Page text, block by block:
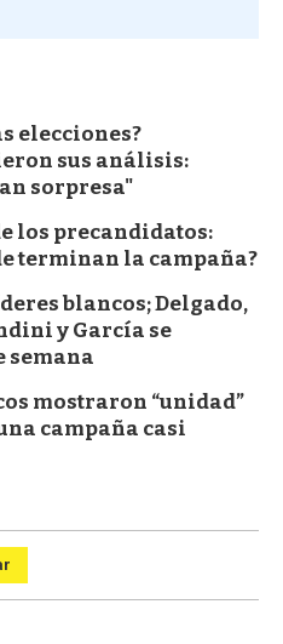
elecciones?
sus análisis:
sorpresa"
los precandidatos:
terminan la campaña?
blancos; Delgado,
y García se
semana
mostraron “unidad”
campaña casi